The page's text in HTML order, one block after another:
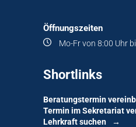
Öffnungszeiten
Mo-Fr von 8:00 Uhr
Shortlinks
Beratungstermin
Termin im Sekretariat
Lehrkraft suchen